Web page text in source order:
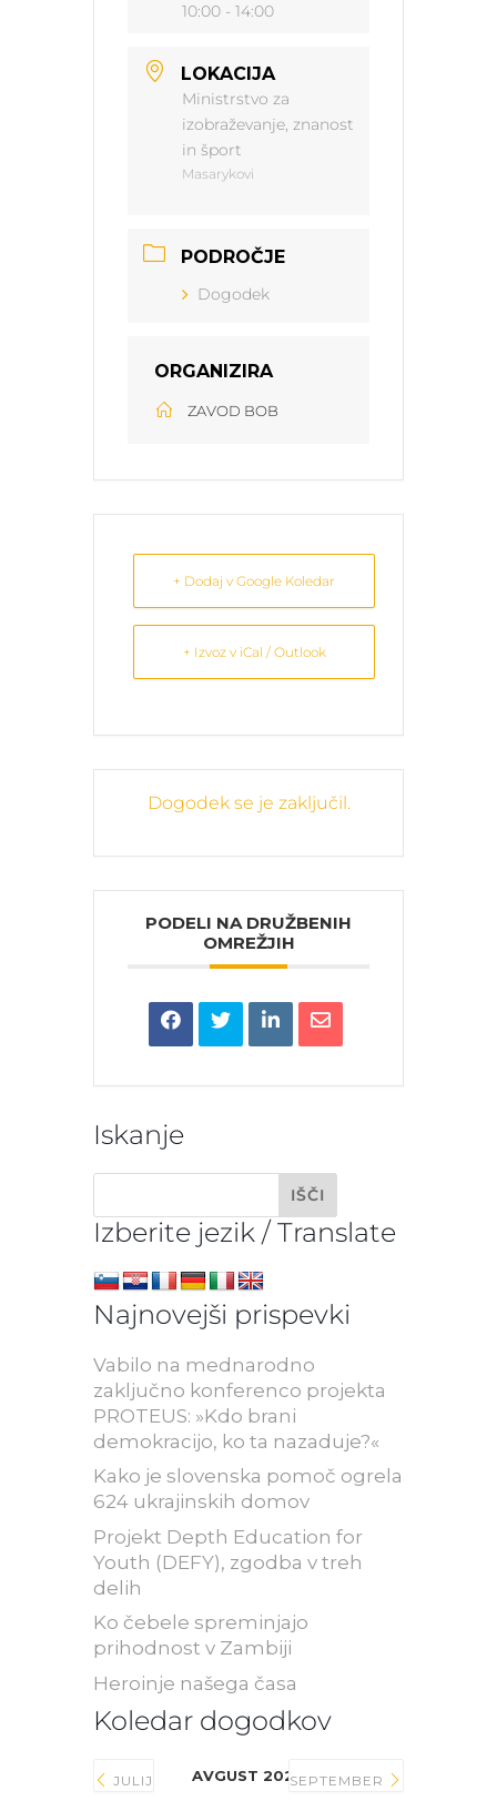
10:00 - 14:00
LOKACIJA
Ministrstvo za
izobraževanje, znanost
in šport
Masarykovi
PODROČJE
Dogodek
ORGANIZIRA
ZAVOD BOB
+ Dodaj v Google Koledar
+ Izvoz v iCal / Outlook
Dogodek se je zaključil.
PODELI NA DRUŽBENIH
OMREŽJIH
Iskanje
Izberite jezik / Translate
Najnovejši prispevki
Vabilo na mednarodno
zaključno konferenco projekta
PROTEUS: »Kdo brani
demokracijo, ko ta nazaduje?«
Kako je slovenska pomoč ogrela
624 ukrajinskih domov
Projekt Depth Education for
Youth (DEFY), zgodba v treh
delih
Ko čebele spreminjajo
prihodnost v Zambiji
Heroinje našega časa
Koledar dogodkov
JULIJ AVGUST 2026SEPTEMBER